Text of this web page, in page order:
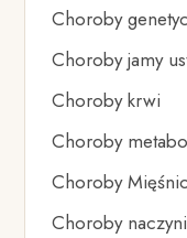
Choroby
Choroby jamy
Choroby krwi
Choroby
Choroby
Choroby